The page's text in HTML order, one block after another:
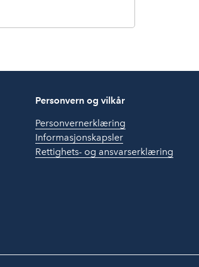
Personvern og vilkår
Personvernerklæring
Informasjonskapsler
Rettighets- og ansvarserklæring